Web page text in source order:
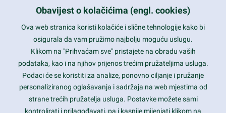
Latest trends and much more...
Contact Info
1600 Amphitheatre Parkway, Mountain View, CA 94043
Obavijest o kolačićima (engl. cookies)
Ova web stranica koristi kolačiće i slične tehnologije kako bi
osigurala da vam pružimo najbolju moguću uslugu.
Klikom na "Prihvaćam sve" pristajete na obradu vaših
podataka, kao i na njihov prijenos trećim pružateljima usluga.
Podaci će se koristiti za analize, ponovno ciljanje i pružanje
personaliziranog oglašavanja i sadržaja na web mjestima od
strane trećih pružatelja usluga. Postavke možete sami
kontrolirati i prilagođavati, pa i kasnije mijenjati klikom na